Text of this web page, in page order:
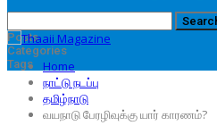
Posts
Categories
Tags
Home
நாட்டு நடப்பு
தமிழ்நாடு
வயநாடு பேரழிவுக்கு யார் காரணம்?